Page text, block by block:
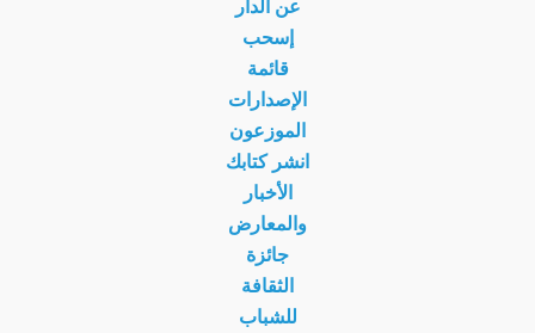
عن الدار
إسحب
قائمة
الإصدارات
الموزعون
انشر كتابك
الأخبار
والمعارض
جائزة
الثقافة
للشباب